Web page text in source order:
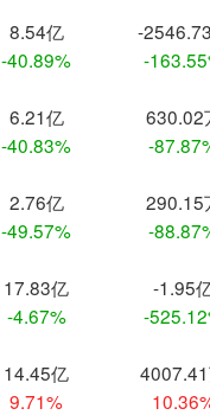
8.54亿
-40.89%
-
-
6.21亿
-40.83%
630.02
-
2.76亿
-49.57%
290.15
-
17.83亿
-4.67%
-1.95
-
14.45亿
9.71%